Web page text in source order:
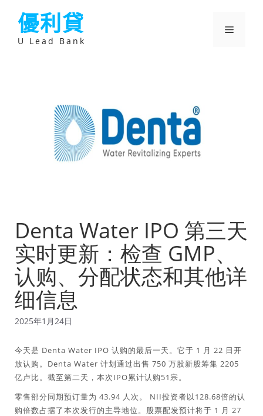
優利貸
U Lead Bank
選
Denta Water IPO 第三天
实时更新：检查 GMP、
认购、分配状态和其他详
细信息
2025年1月24日
今天是 Denta Water IPO 认购的最后一天。它于 1 月 22 日开
放认购。Denta Water 计划通过出售 750 万股新股筹集 2205
亿卢比。截至第二天，本次IPO累计认购51宗。
零售部分同期预订量为 43.94 人次。 NII投资者以128.68倍的认
购倍数占据了本次发行的主导地位。股票配发预计将于 1 月 27